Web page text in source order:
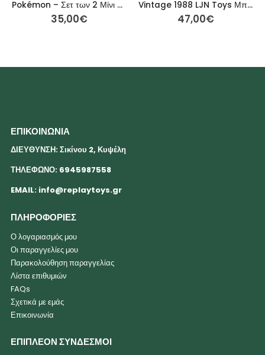
Pokémon – Σετ των 2 Μίνι Φιγούρων – Pikachu & Vulpix – 10εκ
35,00€
Vintage 1988 LJN Toys Μπουγελόφατσες Σετ των 3 Κάστορας, Καρχαρίας, Γουρούνι – 4εκ
47,00€
ΕΠΙΚΟΙΝΩΝΙΑ
ΔΙΕΥΘΥΝΣΗ: Σικίνου 2, Κυψέλη
ΤΗΛΕΦΩΝΟ: 6945987558
EMAIL: info@replaytoys.gr
ΠΛΗΡΟΦΟΡΙΕΣ
Ο λογαριασμός μου
Οι παραγγελίες μου
Παρακολούθηση παραγγελίας
Λίστα επιθυμιών
FAQs
Σχετικά με εμάς
Επικοινωνία
ΕΠΙΠΛΕΟΝ ΣΥΝΔΕΣΜΟΙ